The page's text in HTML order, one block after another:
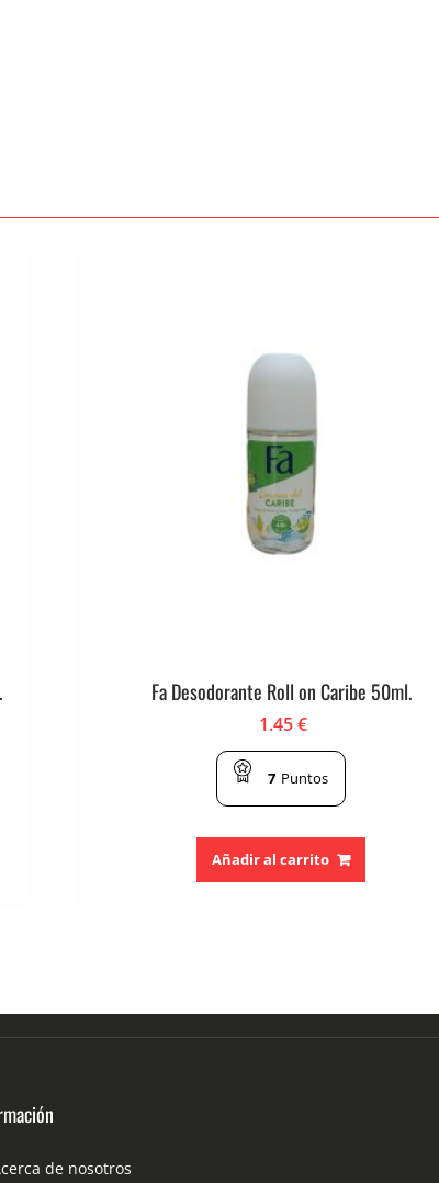
Fa Desodorante Roll on Caribe 50ml.
1.45€
7 Puntos
Añadir al carrito
de nosotros